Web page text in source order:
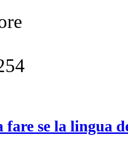
fare se la lingua